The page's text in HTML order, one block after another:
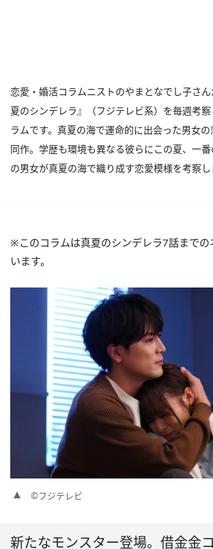
恋愛・婚活コラムニストのやまとなでし子さ
夏のシンデレラ』（フジテレビ系）を毎週考
ラムです。真夏の海で運命的に出会った男女の
同作。学歴も環境も異なる彼らにこの夏、一
の男女が真夏の海で織り成す恋愛模様を考察し
※このコラムは真夏のシンデレラ7話までの
います。
©フジテレビ
新たなモンスター登場。借金金